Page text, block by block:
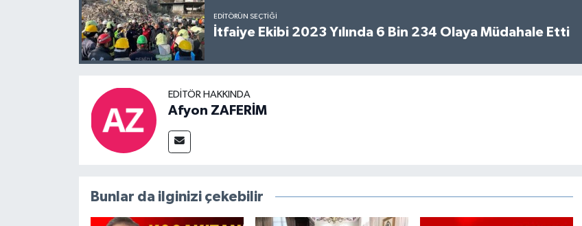
EDITÖRÜN SEÇTIĞI
İtfaiye Ekibi 2023 Yılında 6 Bin 234 Olaya Müdahale Etti
EDITÖR HAKKINDA
Afyon ZAFERİM
Bunlar da ilginizi çekebilir